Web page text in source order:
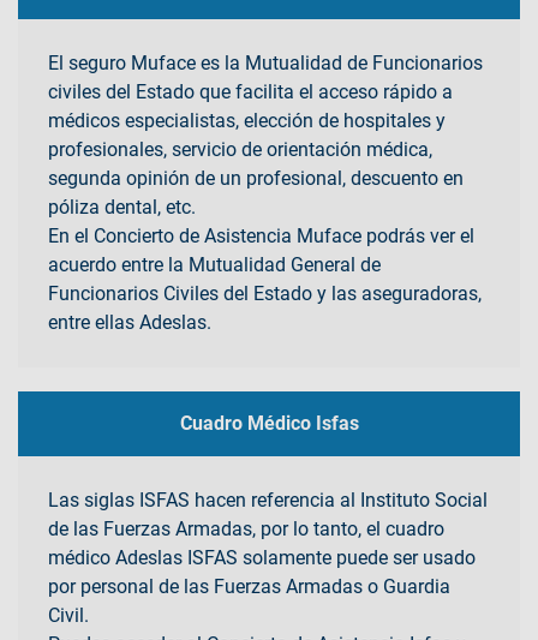
El seguro Muface es la Mutualidad de Funcionarios
civiles del Estado que facilita el acceso rápido a
médicos especialistas, elección de hospitales y
profesionales, servicio de orientación médica,
segunda opinión de un profesional, descuento en
póliza dental, etc.
En el Concierto de Asistencia Muface podrás ver el
acuerdo entre la Mutualidad General de
Funcionarios Civiles del Estado y las aseguradoras,
entre ellas Adeslas.
Cuadro Médico Isfas
Las siglas ISFAS hacen referencia al Instituto Social
de las Fuerzas Armadas, por lo tanto, el cuadro
médico Adeslas ISFAS solamente puede ser usado
por personal de las Fuerzas Armadas o Guardia
Civil.